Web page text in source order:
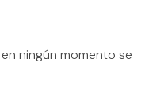
ningún momento se